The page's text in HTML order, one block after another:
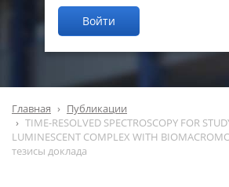
Войти
Главная
Публикации
TIME-RESOLVED SPECTROSCOPY FOR
LUMINESCENT COMPLEX WITH
тезисы доклада